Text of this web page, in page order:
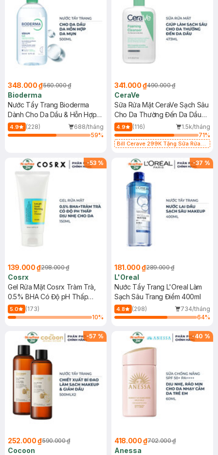
348.000 ₫560.000 ₫
Bioderma
Nước Tẩy Trang Bioderma
Dành Cho Da Dầu & Hỗn Hợp
500ml
4.9 (228)
688/tháng
59%
341.000 ₫490.000 ₫
CeraVe
Sữa Rửa Mặt CeraVe Sạch Sâu
Cho Da Thường Đến Da Dầu
473ml
4.9 (116)
1.5k/tháng
71%
Bill Cerave 299K Tặng Sữa Rửa
-53 %
139.000 ₫298.000 ₫
Cosrx
Gel Rửa Mặt Cosrx Tràm Trà,
0.5% BHA Có Độ pH Thấp
150ml
5.0
(173)
10%
-37 %
181.000 ₫289.000 ₫
L'Oreal
Nước Tẩy Trang L'Oreal Làm
Sạch Sâu Trang Điểm 400ml
4.8 (298)
734/tháng
64%
-57 %
252.000 ₫590.000 ₫
Cocoon
-40 %
418.000 ₫702.000 ₫
Anessa